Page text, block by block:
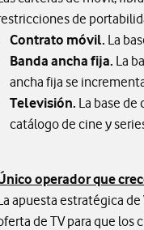
de
Contrato móvil. La
Banda ancha fija. La
ancha fija se
Televisión. La base
catálogo de cine y
operador que
apuesta estratégica
de TV para que los